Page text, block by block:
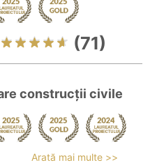
(71)
construcții civile
Arată mai multe >>